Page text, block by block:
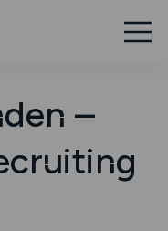
–